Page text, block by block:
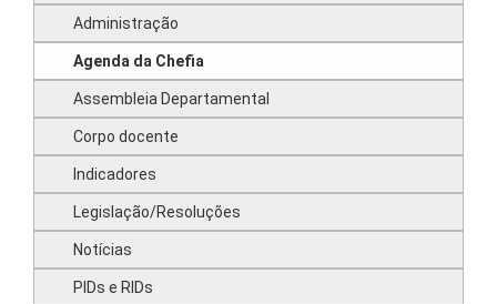
Administração
Agenda da Chefia
Assembleia Departamental
Corpo docente
Indicadores
Legislação/Resoluções
Notícias
PIDs e RIDs